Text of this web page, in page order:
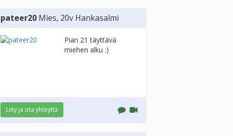
pateer20 Mies, 20v Hankasalmi
Pian 21 täyttävä
miehen alku :)
Liity ja ota yhteyttä